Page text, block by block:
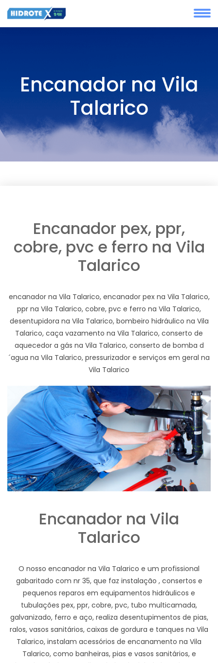
Encanador na Vila
Talarico
Encanador pex, ppr,
cobre, pvc e ferro na Vila
Talarico
encanador na Vila Talarico, encanador pex na Vila Talarico,
ppr na Vila Talarico, cobre, pvc e ferro na Vila Talarico,
desentupidora na Vila Talarico, bombeiro hidráulico na Vila
Talarico, caça vazamento na Vila Talarico, conserto de
aquecedor a gás na Vila Talarico, conserto de bomba d
´agua na Vila Talarico, pressurizador e serviços em geral na
Vila Talarico
Encanador na Vila
Talarico
O nosso encanador na Vila Talarico e um profissional
gabaritado com nr 35, que faz instalação , consertos e
pequenos reparos em equipamentos hidráulicos e
tubulações pex, ppr, cobre, pvc, tubo multicamada,
galvanizado, ferro e aço, realiza desentupimentos de pias,
ralos, vasos sanitários, caixas de gordura e tanques na Vila
Talarico, instalam acessórios de encanamento na Vila
Talarico, como banheiras, pias e vasos sanitários, e